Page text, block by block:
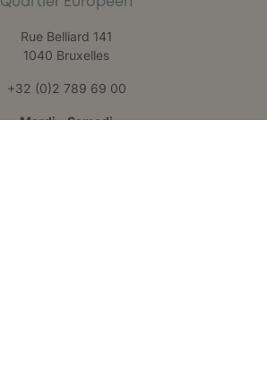
Rue Belliard 141
1040 Bruxelles
+32 (0)2 789 69 00
Mardi – Samedi